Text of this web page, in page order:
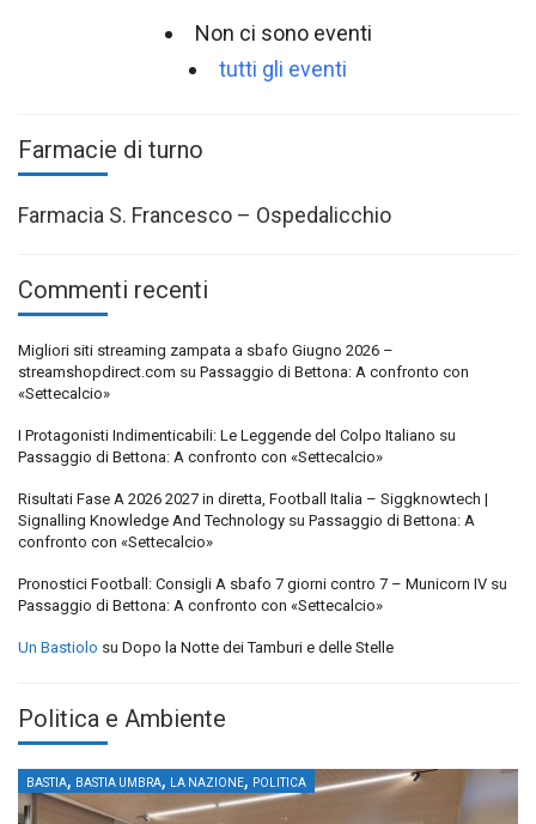
Non ci sono eventi
tutti gli eventi
Farmacie di turno
Farmacia S. Francesco – Ospedalicchio
Commenti recenti
Migliori siti streaming zampata a sbafo Giugno 2026 –
streamshopdirect.com su Passaggio di Bettona: A confronto con
«Settecalcio»
I Protagonisti Indimenticabili: Le Leggende del Colpo Italiano su
Passaggio di Bettona: A confronto con «Settecalcio»
Risultati Fase A 2026 2027 in diretta, Football Italia – Siggknowtech |
Signalling Knowledge And Technology su Passaggio di Bettona: A
confronto con «Settecalcio»
Pronostici Football: Consigli A sbafo 7 giorni contro 7 – Municorn IV su
Passaggio di Bettona: A confronto con «Settecalcio»
Un Bastiolo su Dopo la Notte dei Tamburi e delle Stelle
Politica e Ambiente
BASTIA, BASTIA UMBRA, LA NAZIONE, POLITICA